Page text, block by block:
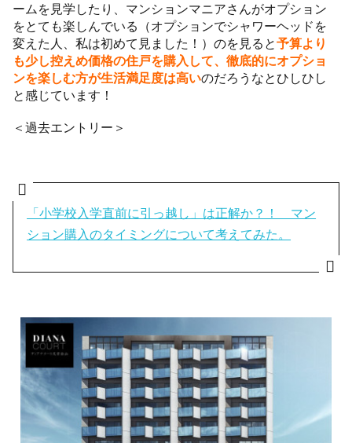
ームを見学したり、マンションマニアさんがオプション
をとても楽しんでいる（オプションでシャワーヘッドを
変えた人、私は初めて見ました！）のを見ると予算より
も少し控えめ価格の住戸を購入して、徹底的にオプショ
ンを楽しむ方が生活満足度は高いのだろうなとひしひし
と感じています！
＜過去エントリー＞
「小学校入学直前に引っ越し」は正解か？！ マン
ション購入のタイミングについて考えてみた。